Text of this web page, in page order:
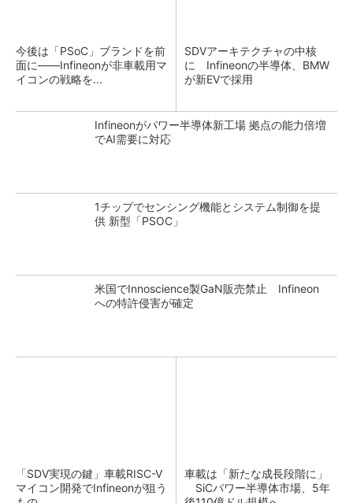
今後は「PSoC」ブランドを前
面に――Infineonが非車載用マ
イコンの戦略を...
SDVアーキテクチャの中核
に Infineonの半導体、BMW
が新EVで採用
Infineonがパワー半導体新工場 拠点の能力倍増
でAI需要に対応
1チップでセンシング機能とシステム制御を提
供 新型「PSOC」
米国でInnoscience製GaN販売禁止 Infineon
への特許侵害が確定
「SDV実現の鍵」車載RISC-V
マイコン開発でInfineonが狙う
車載は「新たな成長段階に」
SiCパワー半導体市場、5年